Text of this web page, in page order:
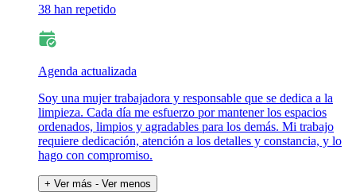
38 han repetido
Agenda actualizada
Soy una mujer trabajadora y responsable que se dedica a la
limpieza. Cada día me esfuerzo por mantener los espacios
ordenados, limpios y agradables para los demás. Mi trabajo
requiere dedicación, atención a los detalles y constancia, y lo
hago con compromiso.
+ Ver más - Ver menos